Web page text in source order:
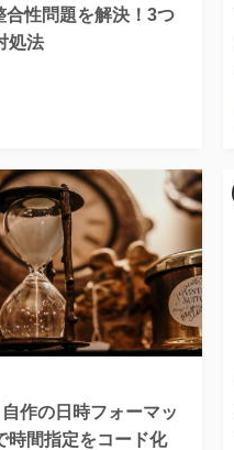
性問題を解決！3つ
処法
作の日時フォーマッ
時間指定をコード化